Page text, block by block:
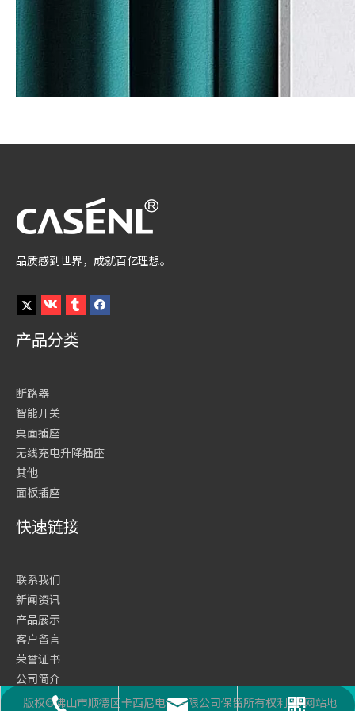
品质感到世界，成就百亿理想。
产品分类
断路器
智能开关
桌面插座
无线充电升降插座
其他
面板插座
座机号码
邮箱
二维码
快速链接
联系我们
新闻资讯
产品展示
客户留言
荣誉证书
公司简介
网站首页
版权©佛山市顺德区卡西尼电气有限公司保留所有权利 网站地